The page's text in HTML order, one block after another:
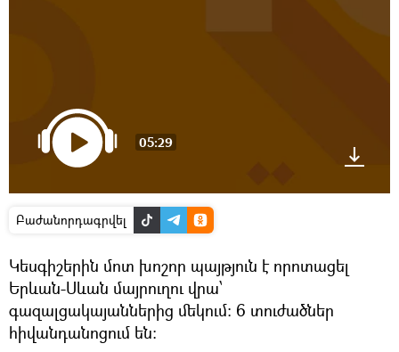
05:29
Բաժանորդագրվել
Կեսգիշերին մոտ խոշոր պայթյուն է որոտացել
Երևան-Սևան մայրուղու վրա՝
գազալցակայաններից մեկում։ 6 տուժածներ
հիվանդանոցում են։